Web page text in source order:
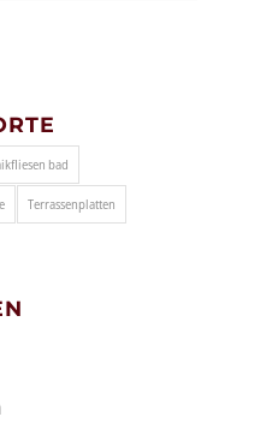
bad
Terrassenplatten